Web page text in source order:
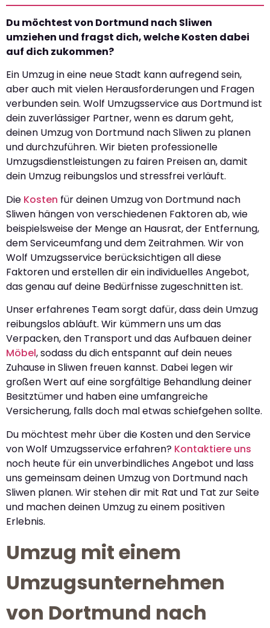
Du möchtest von Dortmund nach Sliwen
umziehen und fragst dich, welche Kosten dabei
auf dich zukommen?
Ein Umzug in eine neue Stadt kann aufregend sein,
aber auch mit vielen Herausforderungen und Fragen
verbunden sein. Wolf Umzugsservice aus Dortmund ist
dein zuverlässiger Partner, wenn es darum geht,
deinen Umzug von Dortmund nach Sliwen zu planen
und durchzuführen. Wir bieten professionelle
Umzugsdienstleistungen zu fairen Preisen an, damit
dein Umzug reibungslos und stressfrei verläuft.
Die Kosten für deinen Umzug von Dortmund nach
Sliwen hängen von verschiedenen Faktoren ab, wie
beispielsweise der Menge an Hausrat, der Entfernung,
dem Serviceumfang und dem Zeitrahmen. Wir von
Wolf Umzugsservice berücksichtigen all diese
Faktoren und erstellen dir ein individuelles Angebot,
das genau auf deine Bedürfnisse zugeschnitten ist.
Unser erfahrenes Team sorgt dafür, dass dein Umzug
reibungslos abläuft. Wir kümmern uns um das
Verpacken, den Transport und das Aufbauen deiner
Möbel, sodass du dich entspannt auf dein neues
Zuhause in Sliwen freuen kannst. Dabei legen wir
großen Wert auf eine sorgfältige Behandlung deiner
Besitztümer und haben eine umfangreiche
Versicherung, falls doch mal etwas schiefgehen sollte.
Du möchtest mehr über die Kosten und den Service
von Wolf Umzugsservice erfahren? Kontaktiere uns
noch heute für ein unverbindliches Angebot und lass
uns gemeinsam deinen Umzug von Dortmund nach
Sliwen planen. Wir stehen dir mit Rat und Tat zur Seite
und machen deinen Umzug zu einem positiven
Erlebnis.
Umzug mit einem
Umzugsunternehmen
von Dortmund nach